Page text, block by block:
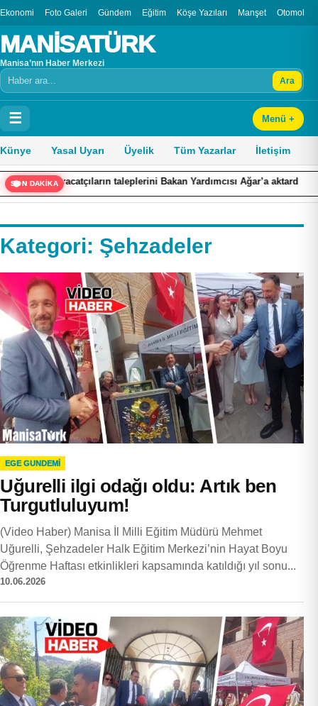
Ekonomi Foto Galeri Gündem Eğitim Köşe Yazıları Manşet Otomobil
MANİSATÜRK
Manisa’nın Haber Merkezi
Arama Ara
☰ Menü +
Künye Yasal Uyarı Üyelik Tüm Yazarlar İletişim
SON DAKİKAtaleplerini Bakan Yardımcısı Ağar’a aktardı
Kategori: Şehzadeler
EGE GUNDEMİ
Uğurelli ilgi odağı oldu: Artık ben
Turgutluluyum!
(Video Haber) Manisa İl Milli Eğitim Müdürü Mehmet
Uğurelli, Şehzadeler Halk Eğitim Merkezi’nin Hayat Boyu
Öğrenme Haftası etkinlikleri kapsamında katıldığı yıl sonu...
10.06.2026